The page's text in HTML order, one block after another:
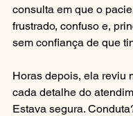
consulta em que o
frustrado, confuso e,
sem confiança de que
Horas depois, ela reviu
cada detalhe do
Estava segura.